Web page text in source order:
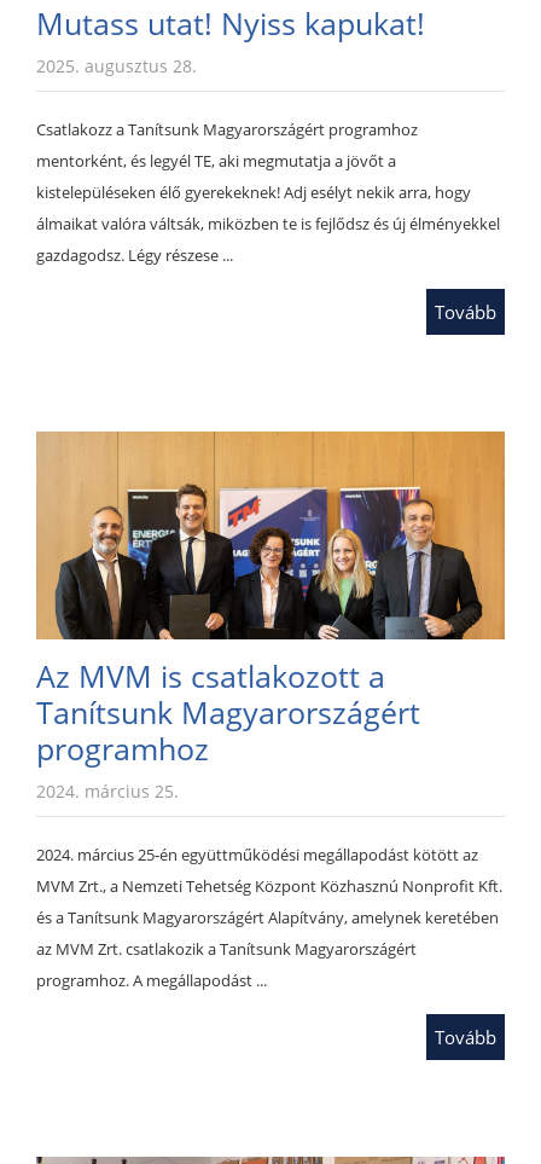
Mutass utat! Nyiss kapukat!
2025. augusztus 28.
Csatlakozz a Tanítsunk Magyarországért programhoz
mentorként, és legyél TE, aki megmutatja a jövőt a
kistelepüléseken élő gyerekeknek! Adj esélyt nekik arra, hogy
álmaikat valóra váltsák, miközben te is fejlődsz és új élményekkel
gazdagodsz. Légy részese ...
Tovább
Az MVM is csatlakozott a
Tanítsunk Magyarországért
programhoz
2024. március 25.
2024. március 25-én együttműködési megállapodást kötött az
MVM Zrt., a Nemzeti Tehetség Központ Közhasznú Nonprofit Kft.
és a Tanítsunk Magyarországért Alapítvány, amelynek keretében
az MVM Zrt. csatlakozik a Tanítsunk Magyarországért
programhoz. A megállapodást ...
Tovább